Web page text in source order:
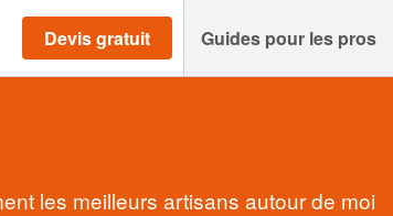
Devis gratuit Guides pour les pros
les meilleurs artisans autour de moi